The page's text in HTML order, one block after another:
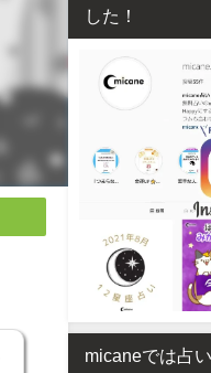
した！
micaneでは占